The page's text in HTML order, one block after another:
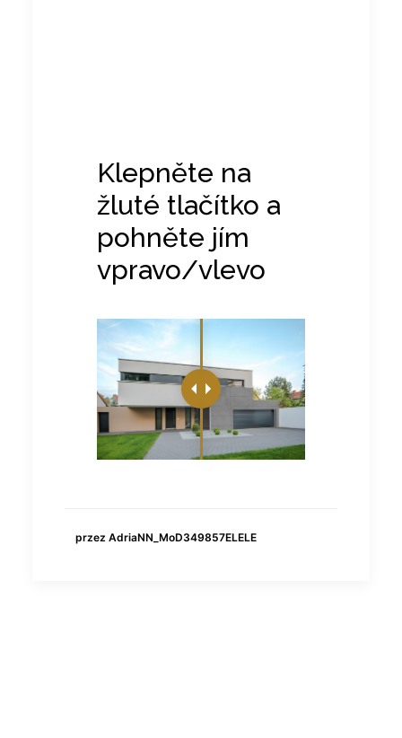
Klepněte na
žluté tlačítko a
pohněte jím
vpravo/vlevo
przez AdriaNN_MoD349857ELELE